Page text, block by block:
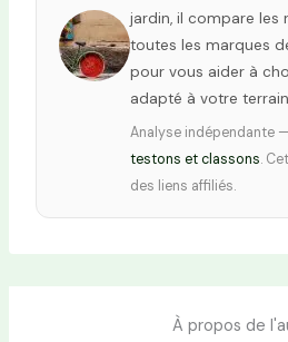
jardin, il compare
toutes les marques
pour vous aider à
adapté à votre
Analyse indépendante —
testons et classons.
des liens affiliés.
À propos de